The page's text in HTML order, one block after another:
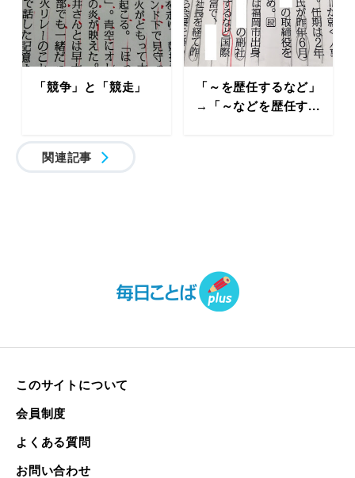
「競争」と「競走」
「～を歴任するなど」
→「～などを歴任す...
関連記事
このサイトについて
会員制度
よくある質問
お問い合わせ